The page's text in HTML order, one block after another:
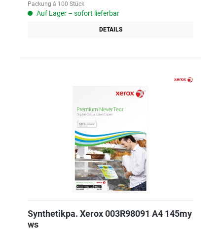
Packung á 100 Stück
Auf Lager – sofort lieferbar
DETAILS
Synthetikpa. Xerox 003R98091 A4 145my
ws